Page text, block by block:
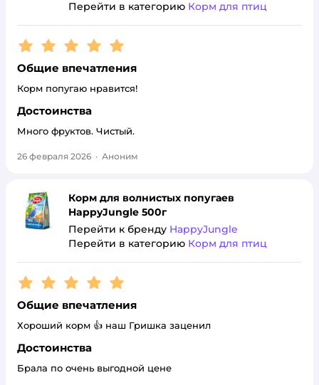
Перейти в категорию Корм для птиц
Рейтинг:5
Общие впечатления
Корм попугаю нравится!
Достоинства
Много фруктов. Чистый.
26 февраля 2026 · Аноним
Корм для волнистых попугаев
HappyJungle 500г
Перейти к бренду HappyJungle
Перейти в категорию Корм для птиц
Рейтинг:5
Общие впечатления
Хороший корм 👍 наш Гришка заценил
Достоинства
Брала по очень выгодной цене